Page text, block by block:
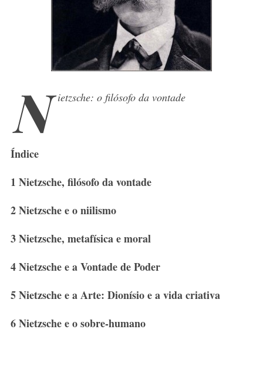
N ietzsche: o filósofo da vontade
Índice
1 Nietzsche, filósofo da vontade
2 Nietzsche e o niilismo
3 Nietzsche, metafísica e moral
4 Nietzsche e a Vontade de Poder
5 Nietzsche e a Arte: Dionísio e a vida criativa
6 Nietzsche e o sobre-humano